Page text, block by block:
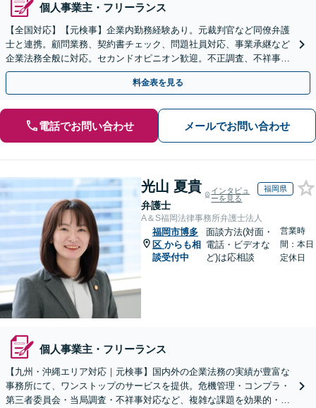
個人事業主・フリーランス
【全国対応】【元検事】企業内勤務経験あり。元裁判官など同僚弁護
士と連携。顧問業務、契約書チェック、問題社員対応、事業承継など
企業法務全般に対応。セカンドオピニオン歓迎。不正調査、不祥事や
ハラスメントの対応・予防にも実績。事業を守り成長支援。
料金表を見る
電話でお問い合わせ メールでお問い合わせ
光山 夏貴
弁護士
インタビュ
ーを見る
福岡県
A＆S福岡法律事務所弁護士法人
福岡市博多
区 からも相
談受付中
面談方法(対面・
電話・ビデオな
ど)は応相談
営業時
間：本日
定休日
個人事業主・フリーランス
【九州・沖縄エリア対応｜元検事】国内外の企業法務の実績が豊富な
事務所にて、ワンストップのサービスを提供。危機管理・コンプラ・
第三者委員会・当局調査・不祥事対応など、複雑な課題を効果的・効